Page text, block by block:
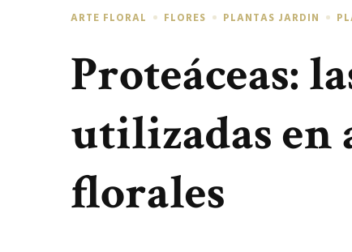
ARTE FLORAL FLORES PLANTAS JARDIN
Proteáceas:
utilizadas en
florales